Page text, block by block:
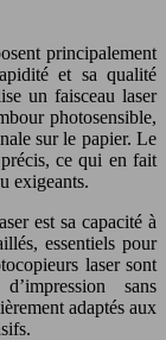
principalement
et sa qualité
un faisceau laser
photosensible,
sur le papier. Le
ce qui en fait
exigeants.
est sa capacité à
essentiels pour
laser sont
sans
adaptés aux